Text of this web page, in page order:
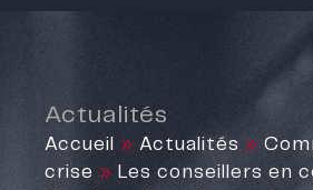
Actualités
Accueil » Actualités »
crise » Les conseillers en